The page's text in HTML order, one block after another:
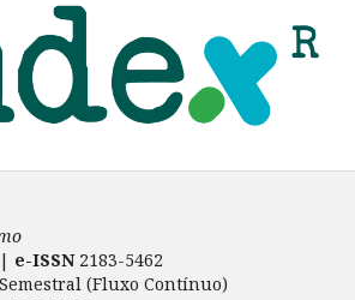
e-ISSN2183-5462
Semestral (Fluxo Contínuo)